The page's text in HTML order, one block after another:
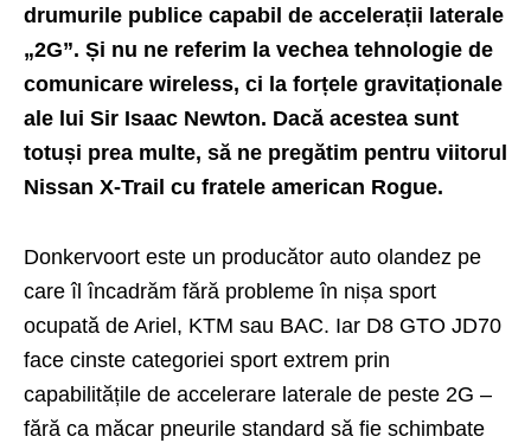
drumurile publice capabil de accelerații laterale
„2G”. Și nu ne referim la vechea tehnologie de
comunicare wireless, ci la forțele gravitaționale
ale lui Sir Isaac Newton. Dacă acestea sunt
totuși prea multe, să ne pregătim pentru viitorul
Nissan X-Trail cu fratele american Rogue.
Donkervoort este un producător auto olandez pe
care îl încadrăm fără probleme în nișa sport
ocupată de Ariel, KTM sau BAC. Iar D8 GTO JD70
face cinste categoriei sport extrem prin
capabilitățile de accelerare laterale de peste 2G –
fără ca măcar pneurile standard să fie schimbate